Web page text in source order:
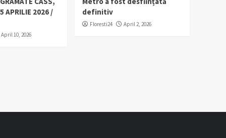
APRILIE 2026 /
April 10, 2026
definitiv
Floresti24 April 2, 2026